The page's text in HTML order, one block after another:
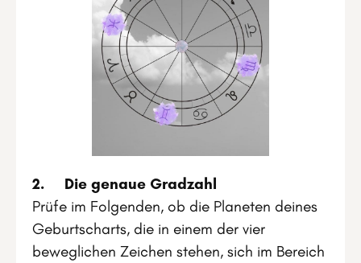
2. Die genaue Gradzahl
Prüfe im Folgenden, ob die Planeten deines
Geburtscharts, die in einem der vier
beweglichen Zeichen stehen, sich im Bereich